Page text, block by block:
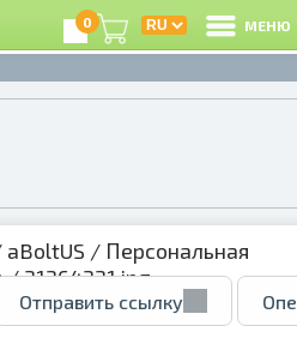
0 МЕНЮ
aBoltUS / Персональная
/ 31364331.jpg
Отправить ссылку